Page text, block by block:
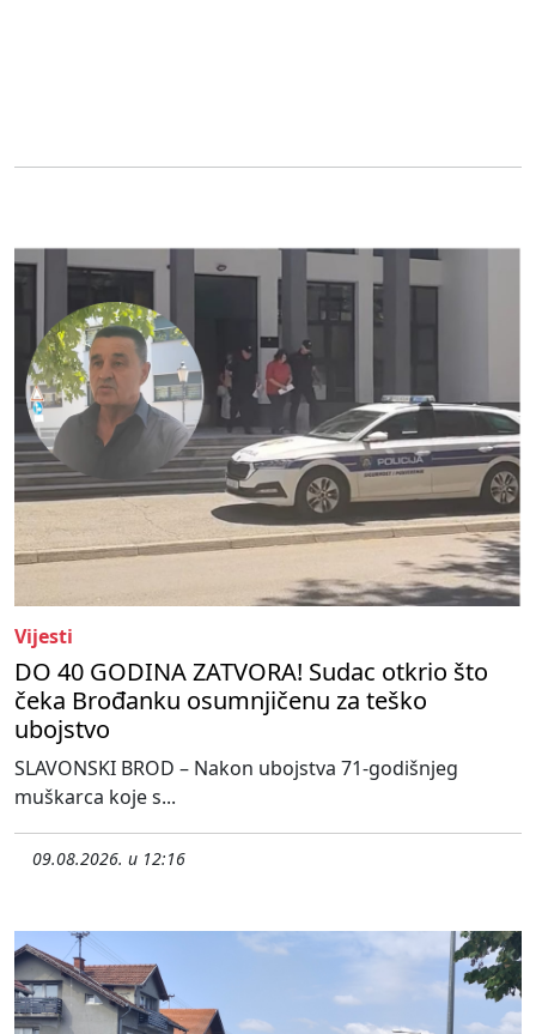
Vijesti
DO 40 GODINA ZATVORA! Sudac otkrio što
čeka Brođanku osumnjičenu za teško
ubojstvo
SLAVONSKI BROD – Nakon ubojstva 71-godišnjeg
muškarca koje s...
09.08.2026. u 12:16